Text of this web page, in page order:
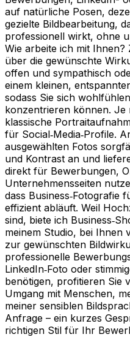
auf natürliche Posen,
gezielte Bildbearbeitung,
professionell wirkt, ohne
Wie arbeite ich mit
über die gewünschte
offen und sympathisch
einem kleinen,
sodass Sie sich
konzentrieren können. Je
klassische
für Social‑Media‑Profile.
ausgewählten Fotos
und Kontrast an und
direkt für Bewerbungen,
Unternehmensseiten
dass Business‑Fotografie
effizient abläuft. Weil
sind, biete ich
meinem Studio, bei Ihnen
zur gewünschten
professionelle
LinkedIn‑Foto oder
benötigen, profitieren Sie
Umgang mit Menschen,
meiner sensiblen
Anfrage – ein kurzes
richtigen Stil für Ihr